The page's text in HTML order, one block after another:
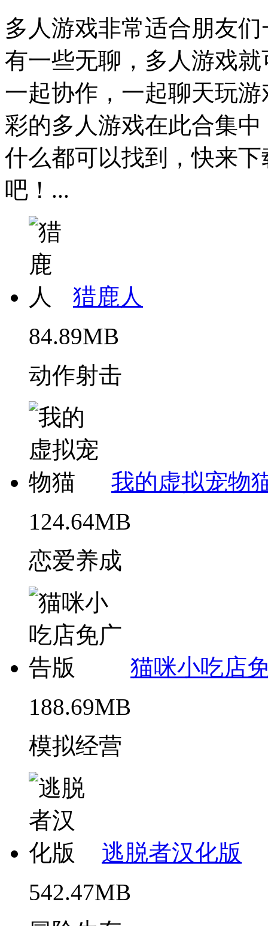
多人游戏非常适合朋友
有一些无聊，多人游戏
一起协作，一起聊天玩
彩的多人游戏在此合集
什么都可以找到，快来
吧！...
猎鹿人
84.89MB
动作射击
我的虚拟宠物
124.64MB
恋爱养成
猫咪小吃店
188.69MB
模拟经营
逃脱者汉化版
542.47MB